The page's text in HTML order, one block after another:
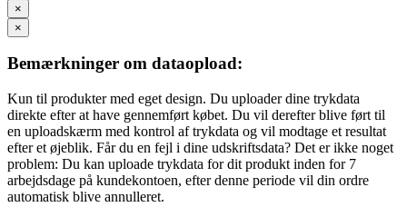
×
×
Bemærkninger om dataopload:
Kun til produkter med eget design. Du uploader dine trykdata
direkte efter at have gennemført købet. Du vil derefter blive ført til
en uploadskærm med kontrol af trykdata og vil modtage et resultat
efter et øjeblik. Får du en fejl i dine udskriftsdata? Det er ikke noget
problem: Du kan uploade trykdata for dit produkt inden for 7
arbejdsdage på kundekontoen, efter denne periode vil din ordre
automatisk blive annulleret.